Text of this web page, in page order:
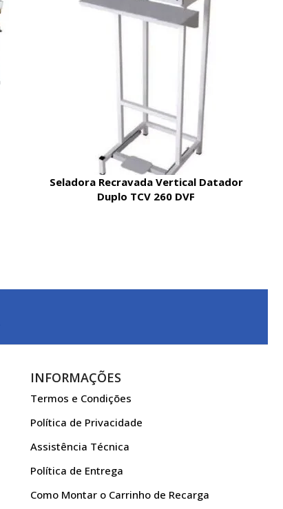
Seladora Recravada Vertical Datador
Duplo TCV 260 DVF
INFORMAÇÕES
Termos e Condições
Política de Privacidade
Assistência Técnica
Política de Entrega
Como Montar o Carrinho de Recarga